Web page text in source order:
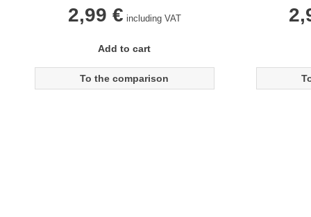
2,99 € including VAT
Add to cart
To the comparison